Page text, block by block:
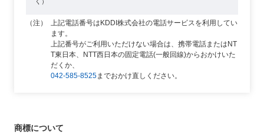
上記電話番号はKDDI株式会社の電話サービスを利用してい
ます。
上記番号がご利用いただけない場合は、携帯電話またはNT
T東日本、NTT西日本の固定電話(一般回線)からおかけいた
だくか、
042-585-8525までおかけ直しください。
商標について